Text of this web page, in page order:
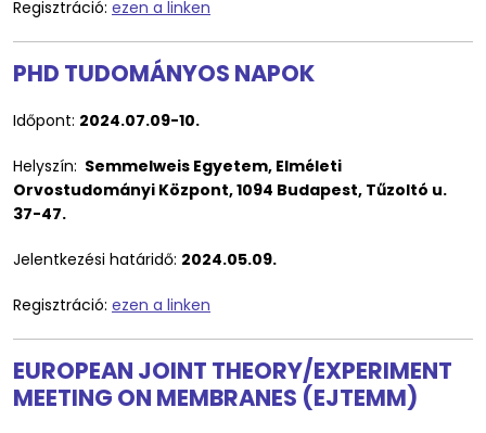
Regisztráció: ezen a linken
PHD TUDOMÁNYOS NAPOK
Időpont: 2024.07.09-10.
Helyszín: Semmelweis Egyetem, Elméleti
Orvostudományi Központ, 1094 Budapest, Tűzoltó u.
37-47.
Jelentkezési határidő: 2024.05.09.
Regisztráció: ezen a linken
EUROPEAN JOINT THEORY/EXPERIMENT
MEETING ON MEMBRANES (EJTEMM)